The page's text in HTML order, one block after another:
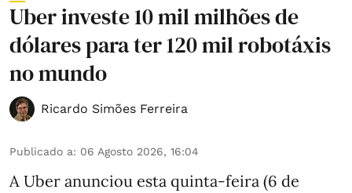
Uber investe 10 mil milhões de
dólares para ter 120 mil robotáxis
no mundo
Ricardo Simões Ferreira
Publicado a: 06 Agosto 2026, 16:04
A Uber anunciou esta quinta-feira (6 de